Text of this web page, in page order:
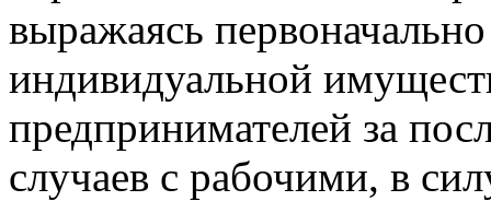
выражаясь
индивидуальной
предпринимателей за
случаев с рабочими, в